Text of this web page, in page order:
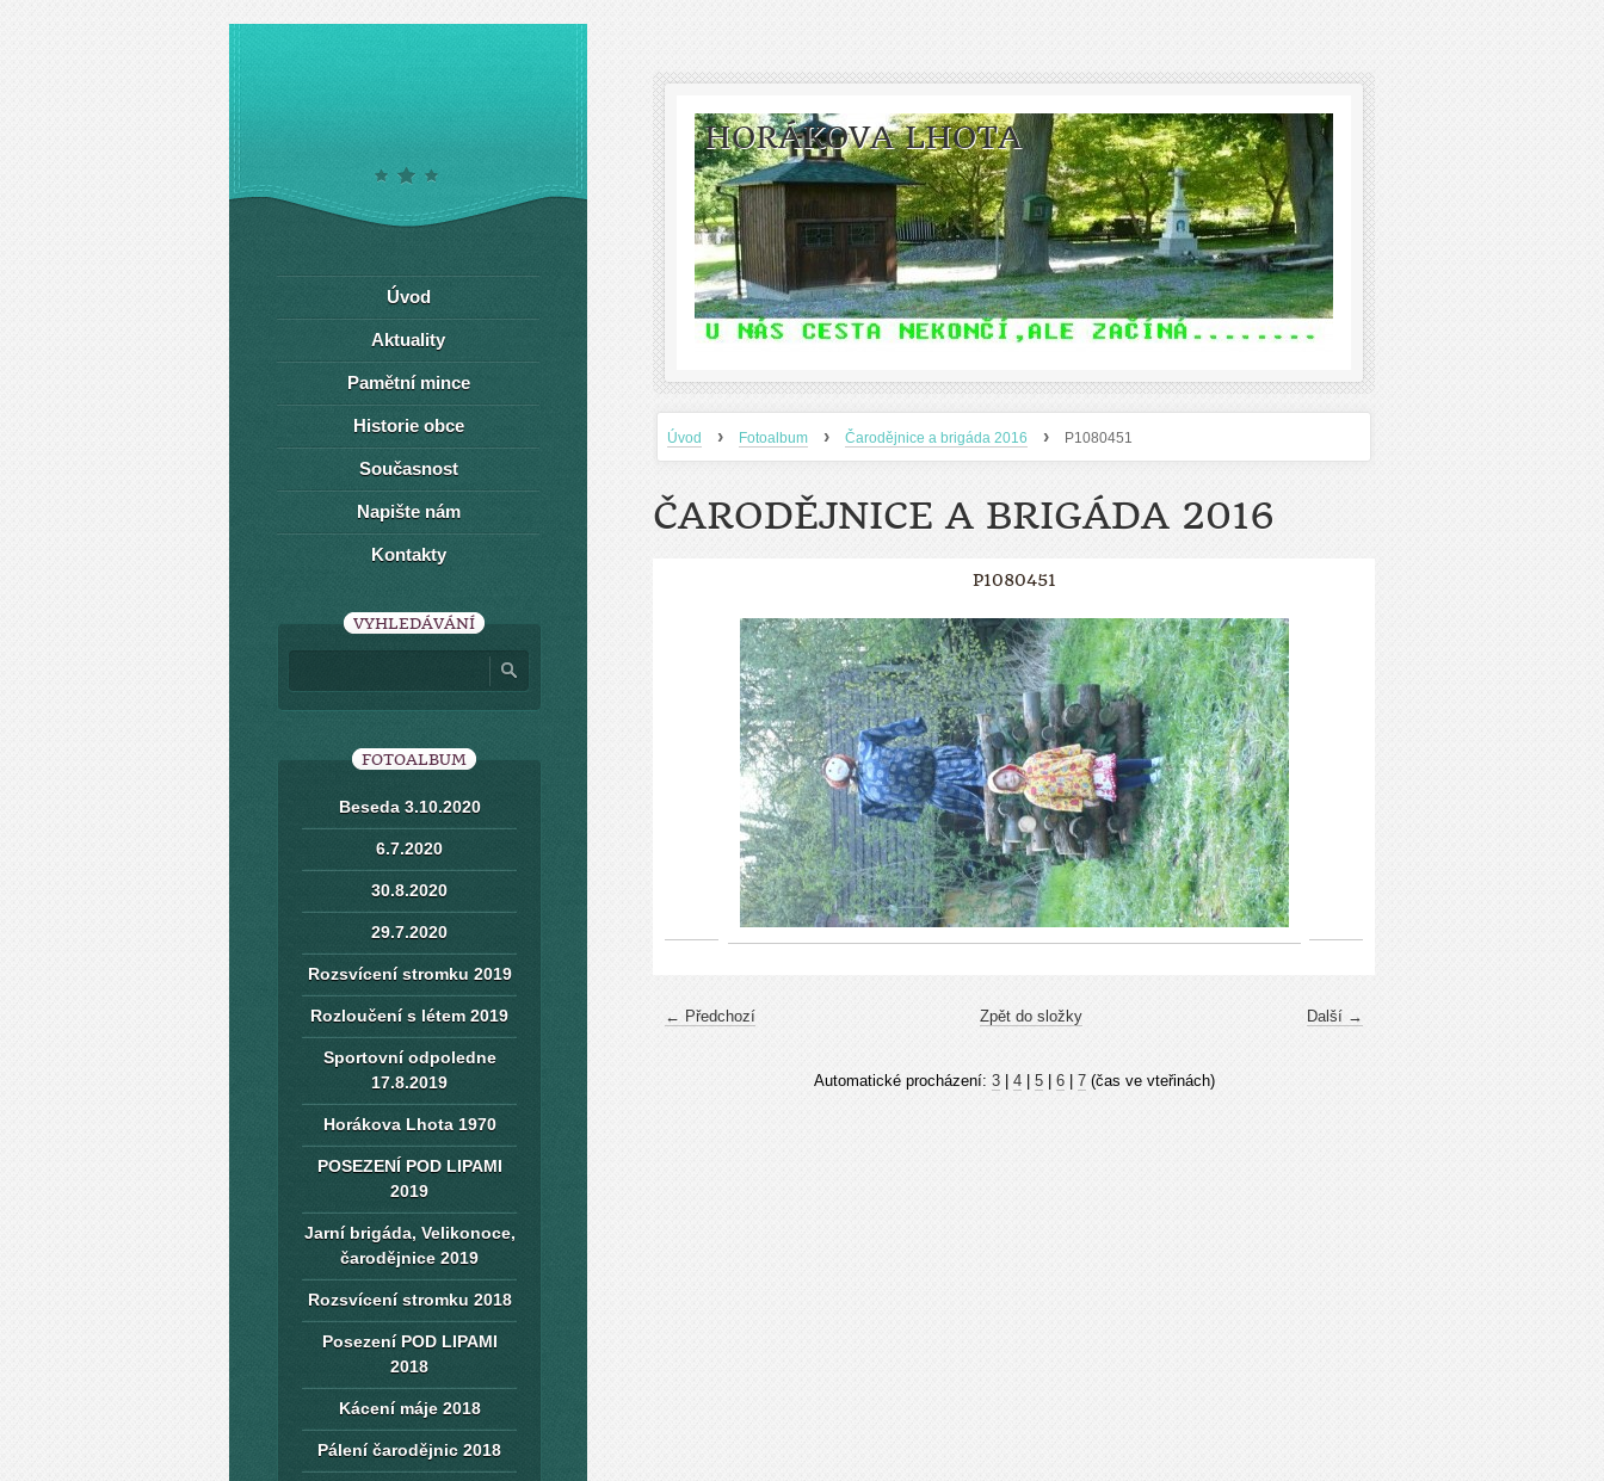
HORÁKOVA LHOTA
Úvod › Fotoalbum › Čarodějnice a brigáda 2016 › P1080451
ČARODĚJNICE A BRIGÁDA 2016
P1080451
← Předchozí Další →
Zpět do složky
Automatické procházení: 3| 4| 5| 6| 7(čas ve vteřinách)
Úvod
Aktuality
Pamětní mince
Historie obce
Současnost
Napište nám
Kontakty
VYHLEDÁVÁNÍ
FOTOALBUM
Beseda 3.10.2020
6.7.2020
30.8.2020
29.7.2020
Rozsvícení stromku 2019
Rozloučení s létem 2019
Sportovní odpoledne
17.8.2019
Horákova Lhota 1970
POSEZENÍ POD LIPAMI
2019
Jarní brigáda, Velikonoce,
čarodějnice 2019
Rozsvícení stromku 2018
Posezení POD LIPAMI
2018
Kácení máje 2018
Pálení čarodějnic 2018